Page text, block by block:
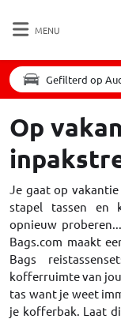
MENU
Gefilterd op
Op
Je gaat op
stapel tassen en
opnieuw
Bags.com maakt
Bags
kofferruimte van
tas want je weet
je kofferbak. Laat